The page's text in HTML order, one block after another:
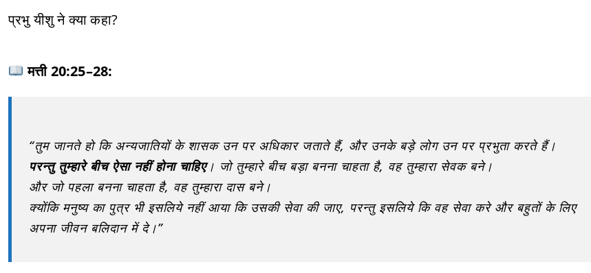
प्रभु यीशु ने क्या कहा?
मत्ती 20:25–28:
“तुम जानते हो कि अन्यजातियों के शासक उन पर अधिकार जताते हैं, और उनके बड़े लोग उन पर प्रभुता करते हैं।
परन्तु तुम्हारे बीच ऐसा नहीं होना चाहिए। जो तुम्हारे बीच बड़ा बनना चाहता है, वह तुम्हारा सेवक बने।
और जो पहला बनना चाहता है, वह तुम्हारा दास बने।
क्योंकि मनुष्य का पुत्र भी इसलिये नहीं आया कि उसकी सेवा की जाए, परन्तु इसलिये कि वह सेवा करे और बहुतों के लिए
अपना जीवन बलिदान में दे।”